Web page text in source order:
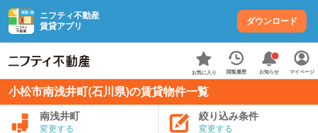
ニフティ不動産
賃貸アプリ
ダウンロード
お気に入り 閲覧履歴 お知らせ マイページ
小松市南浅井町(石川県)の賃貸物件一覧
南浅井町
変更する
絞り込み条件
変更する